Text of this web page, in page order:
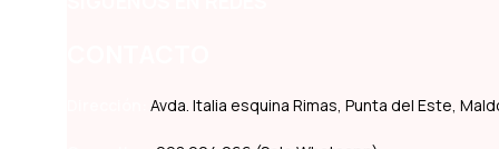
Avda. Italia esquina Rimas, Punta del Este,